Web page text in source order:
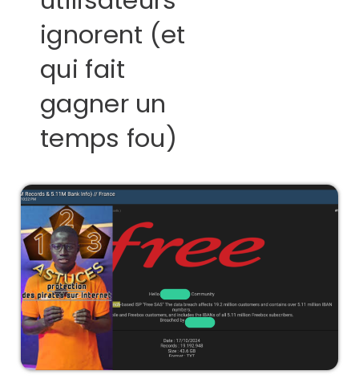
ignorent (et
qui fait
gagner un
temps fou)